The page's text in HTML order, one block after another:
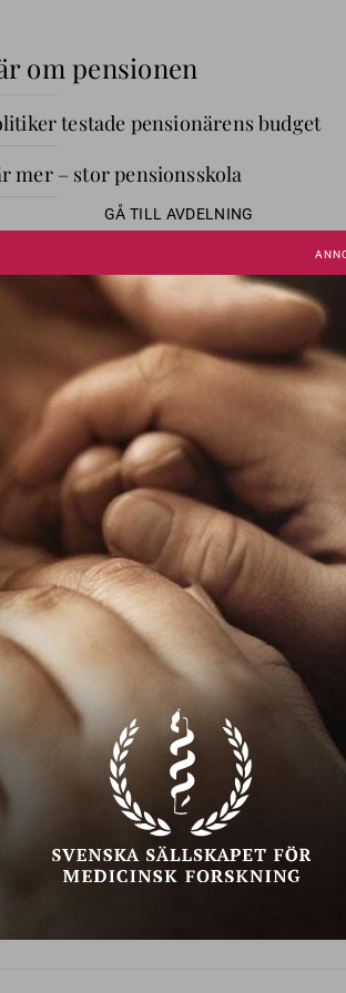
om pensionen
testade pensionärens budget
mer – stor pensionsskola
GÅ TILL AVDELNING
ANNIKA OM PENGAR
Annika
Creutzer
Ekonomiska problem?
Ta hjälp!
Texter avAnnika Creutzer,
NU SÖKES 29 NYA VÄNNER
PÅ SENIOREN
SENAST INLAGDA
Någon trevlig kvinna som vill ses!
Söker kvinna med stil
Kanske med Dig?